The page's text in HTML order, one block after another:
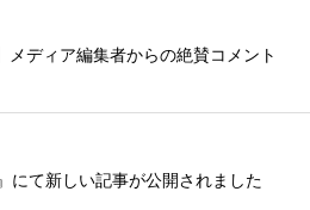
メディア編集者からの絶賛コメント
にて新しい記事が公開されました